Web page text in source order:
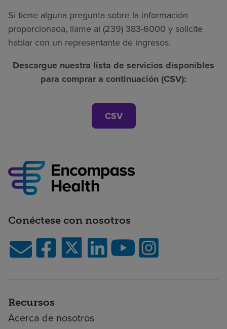
Si tiene alguna pregunta sobre la información
proporcionada, llame al (239) 383-6000 y solicite
hablar con un representante de ingresos.
Descargue nuestra lista de servicios disponibles
para comprar a continuación (CSV):
CSV
Conéctese con nosotros
Recursos
Acerca de nosotros